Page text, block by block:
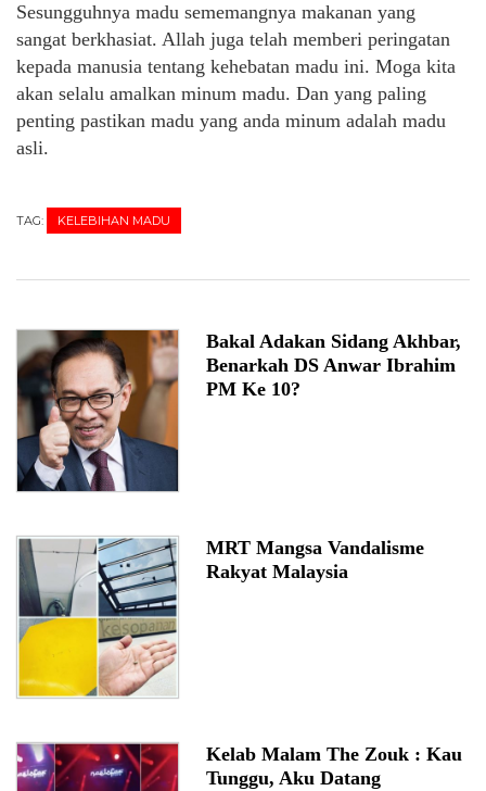
Sesungguhnya madu sememangnya makanan yang
sangat berkhasiat. Allah juga telah memberi peringatan
kepada manusia tentang kehebatan madu ini. Moga kita
akan selalu amalkan minum madu. Dan yang paling
penting pastikan madu yang anda minum adalah madu
asli.
TAG: KELEBIHAN MADU
Bakal Adakan Sidang Akhbar,
Benarkah DS Anwar Ibrahim
PM Ke 10?
MRT Mangsa Vandalisme
Rakyat Malaysia
Kelab Malam The Zouk : Kau
Tunggu, Aku Datang